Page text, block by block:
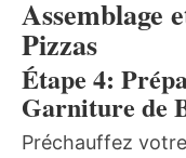
Assemblage
Pizzas
Étape 4:
Garniture de
Préchauffez